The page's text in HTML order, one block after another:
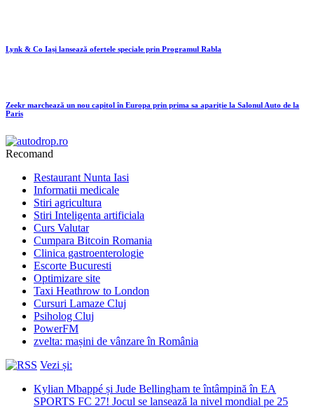
Lynk & Co Iași lansează ofertele speciale prin Programul Rabla
Zeekr marchează un nou capitol în Europa prin prima sa apariție la Salonul Auto de la
Paris
Recomand
Restaurant Nunta Iasi
Informatii medicale
Stiri agricultura
Stiri Inteligenta artificiala
Curs Valutar
Cumpara Bitcoin Romania
Clinica gastroenterologie
Escorte Bucuresti
Optimizare site
Taxi Heathrow to London
Cursuri Lamaze Cluj
Psiholog Cluj
PowerFM
zvelta: mașini de vânzare în România
Vezi și:
Kylian Mbappé și Jude Bellingham te întâmpină în EA
SPORTS FC 27! Jocul se lansează la nivel mondial pe 25